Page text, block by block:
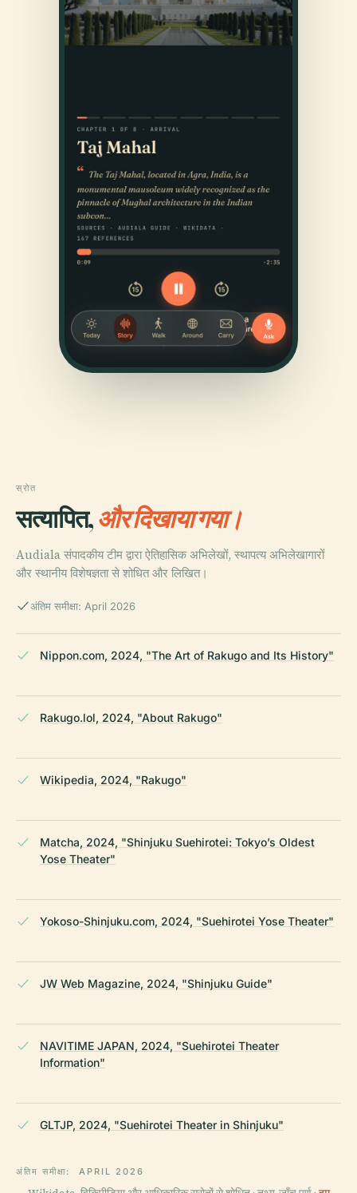
स्रोत
सत्यापित,और दिखाया गया।
Audiala संपादकीय टीम द्वारा ऐतिहासिक अभिलेखों, स्थापत्य अभिलेखागारों
और स्थानीय विशेषज्ञता से शोधित और लिखित।
अंतिम समीक्षा: April 2026
Nippon.com, 2024, "The Art of Rakugo and Its History"
Rakugo.lol, 2024, "About Rakugo"
Wikipedia, 2024, "Rakugo"
Matcha, 2024, "Shinjuku Suehirotei: Tokyo’s Oldest
Yose Theater"
Yokoso-Shinjuku.com, 2024, "Suehirotei Yose Theater"
JW Web Magazine, 2024, "Shinjuku Guide"
NAVITIME JAPAN, 2024, "Suehirotei Theater
Information"
GLTJP, 2024, "Suehirotei Theater in Shinjuku"
अंतिम समीक्षा: APRIL 2026